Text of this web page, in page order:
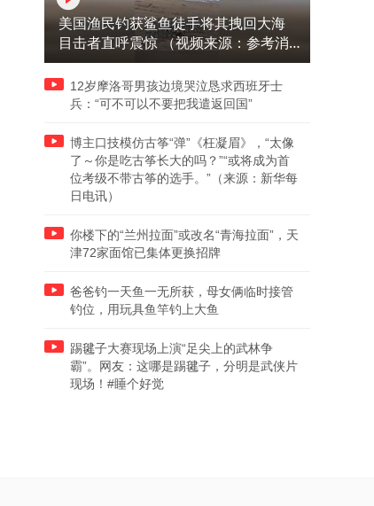
美国渔民钓获鲨鱼徒手将其拽回大海
目击者直呼震惊 （视频来源：参考消
息）
12岁摩洛哥男孩边境哭泣恳求西班牙士
兵：“可不可以不要把我遣返回国”
博主口技模仿古筝“弹”《枉凝眉》，“太像
了～你是吃古筝长大的吗？”“或将成为首
位考级不带古筝的选手。”（来源：新华每
日电讯）
你楼下的“兰州拉面”或改名“青海拉面”，天
津72家面馆已集体更换招牌
爸爸钓一天鱼一无所获，母女俩临时接管
钓位，用玩具鱼竿钓上大鱼
踢毽子大赛现场上演“足尖上的武林争
霸”。网友：这哪是踢毽子，分明是武侠片
现场！#睡个好觉